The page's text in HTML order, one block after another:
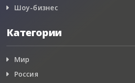
Шоу-бизнес
Категории
Мир
Россия